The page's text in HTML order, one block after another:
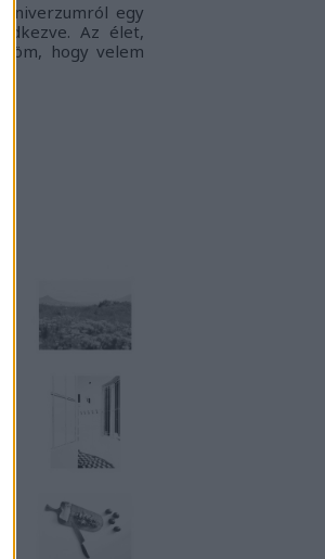
univerzumról egy
Az élet,
hogy velem